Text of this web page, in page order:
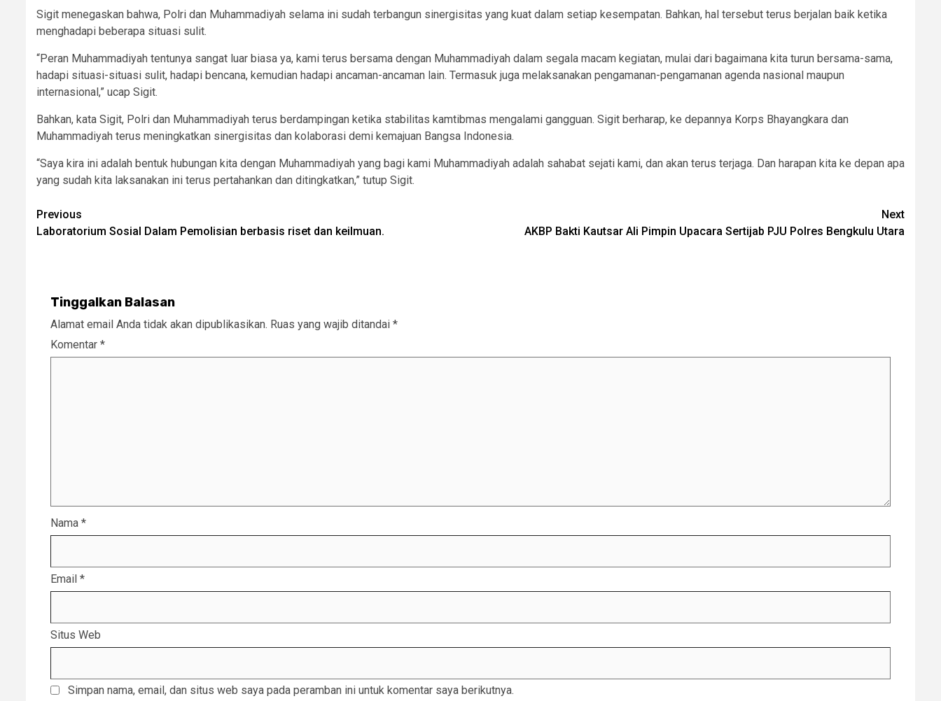
Sigit menegaskan bahwa, Polri dan Muhammadiyah selama ini sudah terbangun sinergisitas yang kuat dalam setiap kesempatan. Bahkan, hal tersebut terus berjalan baik ketika
menghadapi beberapa situasi sulit.
“Peran Muhammadiyah tentunya sangat luar biasa ya, kami terus bersama dengan Muhammadiyah dalam segala macam kegiatan, mulai dari bagaimana kita turun bersama-sama,
hadapi situasi-situasi sulit, hadapi bencana, kemudian hadapi ancaman-ancaman lain. Termasuk juga melaksanakan pengamanan-pengamanan agenda nasional maupun
internasional,” ucap Sigit.
Bahkan, kata Sigit, Polri dan Muhammadiyah terus berdampingan ketika stabilitas kamtibmas mengalami gangguan. Sigit berharap, ke depannya Korps Bhayangkara dan
Muhammadiyah terus meningkatkan sinergisitas dan kolaborasi demi kemajuan Bangsa Indonesia.
“Saya kira ini adalah bentuk hubungan kita dengan Muhammadiyah yang bagi kami Muhammadiyah adalah sahabat sejati kami, dan akan terus terjaga. Dan harapan kita ke depan apa
yang sudah kita laksanakan ini terus pertahankan dan ditingkatkan,” tutup Sigit.
Post
navigation
Previous
Laboratorium Sosial Dalam Pemolisian berbasis riset dan keilmuan.
Next
AKBP Bakti Kautsar Ali Pimpin Upacara Sertijab PJU Polres Bengkulu Utara
Tinggalkan Balasan
Alamat email Anda tidak akan dipublikasikan. Ruas yang wajib ditandai *
Komentar *
Nama *
Email *
Situs Web
Simpan nama, email, dan situs web saya pada peramban ini untuk komentar saya berikutnya.